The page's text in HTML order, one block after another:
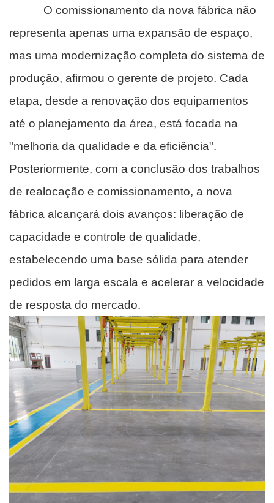
O comissionamento da nova fábrica não
representa apenas uma expansão de espaço,
mas uma modernização completa do sistema de
produção, afirmou o gerente de projeto. Cada
etapa, desde a renovação dos equipamentos
até o planejamento da área, está focada na
"melhoria da qualidade e da eficiência".
Posteriormente, com a conclusão dos trabalhos
de realocação e comissionamento, a nova
fábrica alcançará dois avanços: liberação de
capacidade e controle de qualidade,
estabelecendo uma base sólida para atender
pedidos em larga escala e acelerar a velocidade
de resposta do mercado.